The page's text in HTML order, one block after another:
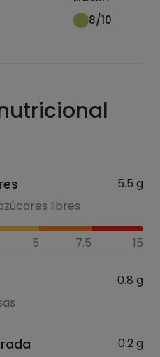
8/10
5.5 g
libres
5 7.5 15
0.8 g
0.2g